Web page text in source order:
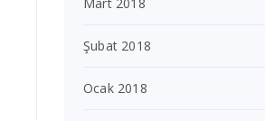
Şubat 2018
Ocak 2018